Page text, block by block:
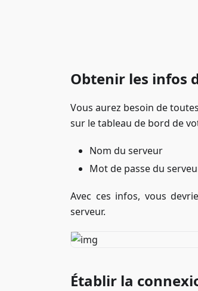
Obtenir les infos
Vous aurez besoin de
sur le tableau de bord de
Nom du serveur
Mot de passe du
Avec ces infos, vous
serveur.
Établir la